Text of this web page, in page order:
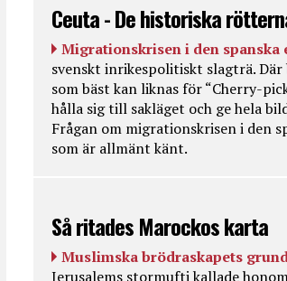
Ceuta - De historiska
Migrationskrisen i den spanska
svenskt inrikespolitiskt slagträ.
som bäst kan liknas för “Cherry-
hålla sig till sakläget och ge hela
Frågan om migrationskrisen i den
som är allmänt känt.
Så ritades Marockos karta
Muslimska brödraskapets
Jerusalems stormufti kallade